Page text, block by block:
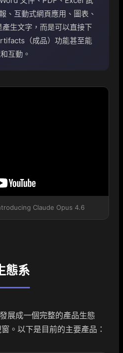
、互動式網頁應用、圖表、
生文字，而是可以直接下
（成品）功能甚至能
互動。
Claude Opus 4.6
態系
展成一個完整的產品生態
。以下是目前的主要產品：